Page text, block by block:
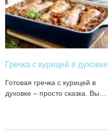
Гречка с курицей в духовке
Готовая гречка с курицей в
духовке – просто сказка. Вы…